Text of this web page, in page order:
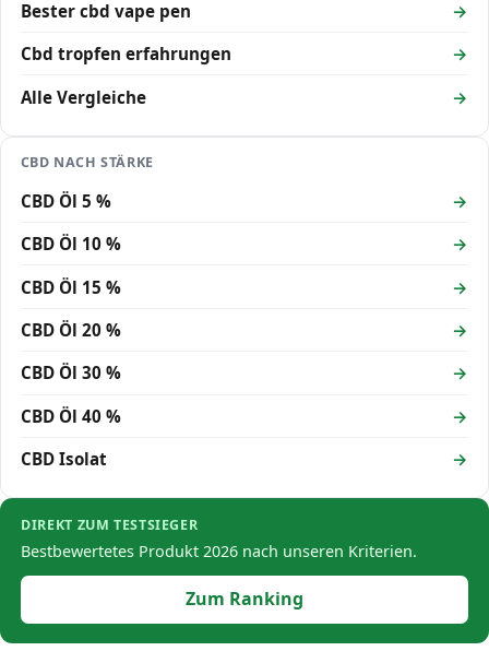
Bester cbd vape pen
Cbd tropfen erfahrungen
Alle Vergleiche
CBD NACH STÄRKE
CBD Öl 5 %
CBD Öl 10 %
CBD Öl 15 %
CBD Öl 20 %
CBD Öl 30 %
CBD Öl 40 %
CBD Isolat
DIREKT ZUM TESTSIEGER
Bestbewertetes Produkt 2026 nach unseren Kriterien.
Zum Ranking